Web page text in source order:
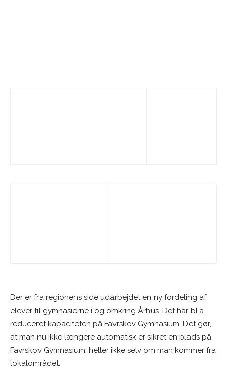
Der er fra regionens side udarbejdet en ny fordeling af
elever til gymnasierne i og omkring Århus. Det har bl.a.
reduceret kapaciteten på Favrskov Gymnasium. Det gør,
at man nu ikke længere automatisk er sikret en plads på
Favrskov Gymnasium, heller ikke selv om man kommer fra
lokalområdet.